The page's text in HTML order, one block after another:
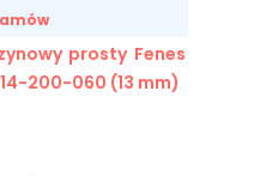
prosty Fenes
200-060 (13 mm)